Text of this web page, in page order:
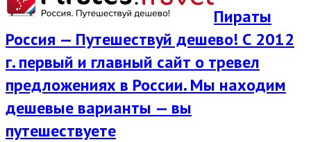
Пираты
Россия — Путешествуй дешево! С 2012
г. первый и главный сайт о тревел
предложениях в России. Мы находим
дешевые варианты — вы
путешествуете